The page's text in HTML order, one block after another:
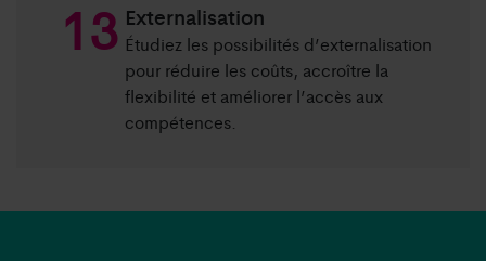
Externalisation
Étudiez les possibilités d’externalisation
pour réduire les coûts, accroître la
flexibilité et améliorer l’accès aux
compétences.